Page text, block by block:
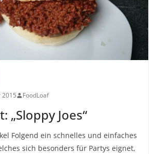
2015 FoodLoaf
„Sloppy Joes“
Folgend ein schnelles und einfaches
sich besonders für Partys eignet,